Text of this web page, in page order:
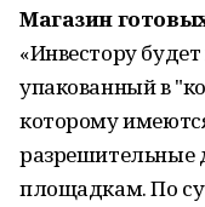
Магазин
«Инвестору
упакованный в
которому
разрешительные
площадкам. По